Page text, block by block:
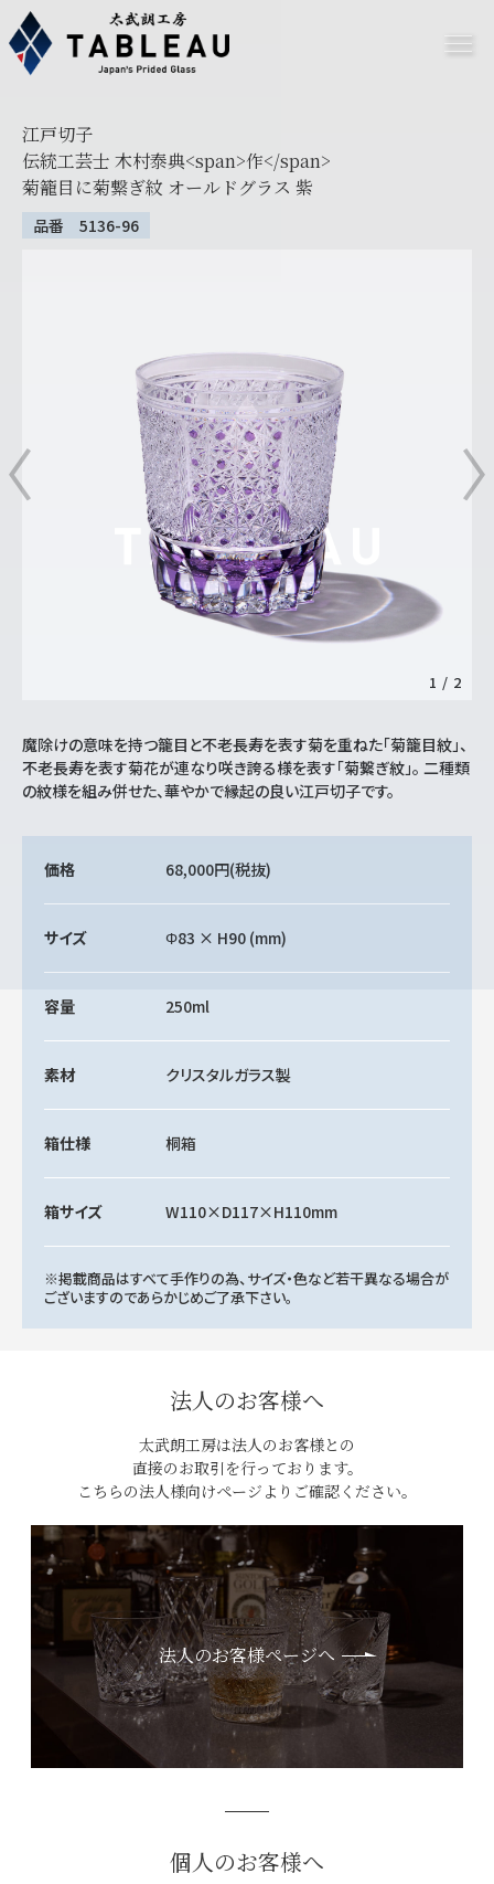
江戸切子
伝統工芸士 木村泰典<span>作</span>
菊籠目に菊繋ぎ紋 オールドグラス 紫
品番 5136-96
1 / 2
魔除けの意味を持つ籠目と不老長寿を表す菊を重ねた「菊籠目紋」、
不老長寿を表す菊花が連なり咲き誇る様を表す「菊繋ぎ紋」。 二種類
の紋様を組み併せた、華やかで縁起の良い江戸切子です。
価格 68,000円(税抜)
サイズ Φ83 × H90 (mm)
容量 250ml
素材 クリスタルガラス製
箱仕様 桐箱
箱サイズ W110×D117×H110mm
※掲載商品はすべて手作りの為、サイズ・色など若干異なる場合が
ございますのであらかじめご了承下さい。
法人のお客様へ
太武朗工房は法人のお客様との
直接のお取引を行っております。
こちらの法人様向けページよりご確認ください。
法人のお客様ページへ
個人のお客様へ